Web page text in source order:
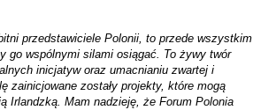
przedstawiciele Polonii, to przede wszystkim
go wspólnymi silami osiągać. To żywy twór
inicjatyw oraz umacnianiu zwartej i
zainicjowane zostały projekty, które mogą
Irlandzką. Mam nadzieję, że Forum Polonia